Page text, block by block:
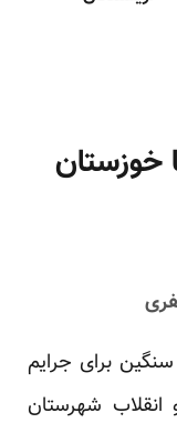
خوزستان
برای جرایم
انقلاب شهرستان